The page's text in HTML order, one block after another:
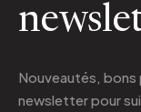
Nouveautés, bons
newsletterpour